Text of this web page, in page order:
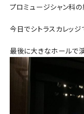
プロミュージシャン科
今日でシトラスカレッジ
最後に大きなホールで